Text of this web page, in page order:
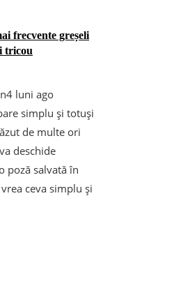
frecvente greșeli
tricou
4 luni ago
simplu și totuși
de multe ori
deschide
poză salvată în
ceva simplu și